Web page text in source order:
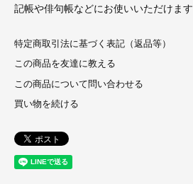
記帳や俳句帳などにお使いいただけます
特定商取引法に基づく表記（返品等）
この商品を友達に教える
この商品について問い合わせる
買い物を続ける